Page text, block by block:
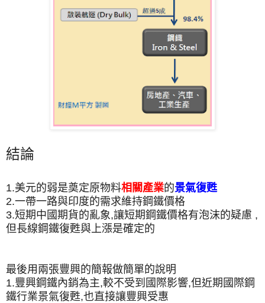
結論
1.美元的弱是奠定原物料相關產業的景氣復甦
2.一帶一路與印度的需求維持鋼鐵價格
3.短期中國期貨的亂象,讓短期鋼鐵價格有泡沫的疑慮 ,
但長線鋼鐵復甦與上漲是確定的
最後用兩張豐興的簡報做簡單的說明
1.豐興鋼鐵內銷為主,較不受到國際影響,但近期國際鋼
鐵行業景氣復甦,也直接讓豐興受惠